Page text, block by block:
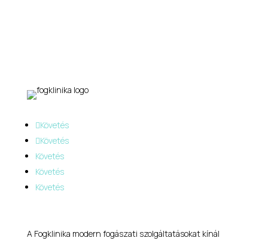
Követés
Követés
Követés
Követés
Követés
A Fogklinika modern fogászati szolgáltatásokat kínál